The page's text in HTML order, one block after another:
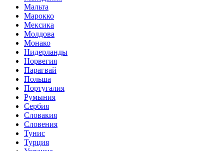
Мальта
Марокко
Мексика
Молдова
Монако
Нидерланды
Норвегия
Парагвай
Польша
Португалия
Румыния
Сербия
Словакия
Словения
Тунис
Турция